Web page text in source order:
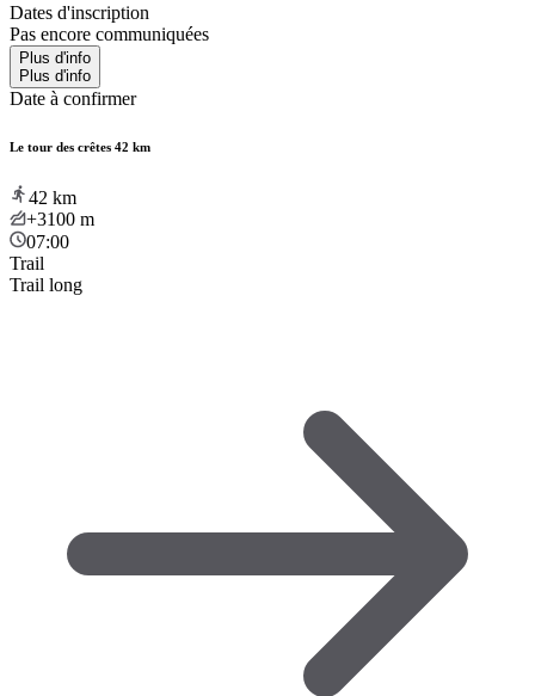
Dates d'inscription
Pas encore communiquées
Plus d'info
Plus d'info
Date à confirmer
Le tour des crêtes 42 km
42 km
+3100 m
07:00
Trail
Trail long